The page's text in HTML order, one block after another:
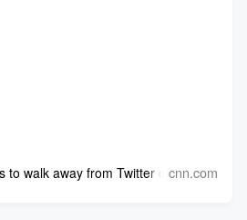
to walk away from Twitter dealcnn.com